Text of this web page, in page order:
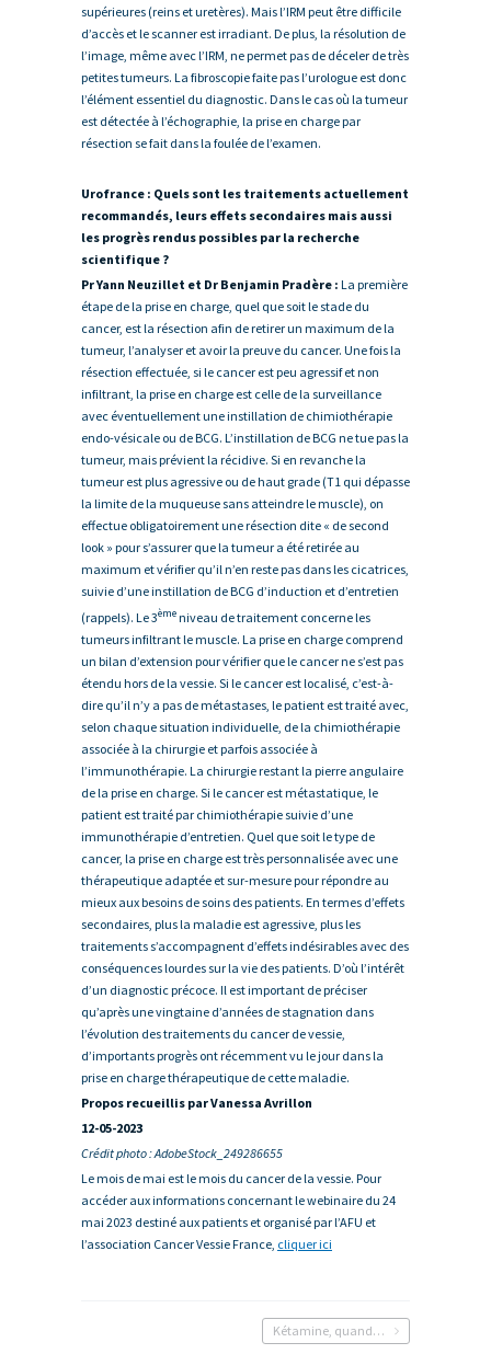
supérieures (reins et uretères). Mais l’IRM peut être difficile
d’accès et le scanner est irradiant. De plus, la résolution de
l’image, même avec l’IRM, ne permet pas de déceler de très
petites tumeurs. La fibroscopie faite pas l’urologue est donc
l’élément essentiel du diagnostic. Dans le cas où la tumeur
est détectée à l’échographie, la prise en charge par
résection se fait dans la foulée de l’examen.
Urofrance : Quels sont les traitements actuellement
recommandés, leurs effets secondaires mais aussi
les progrès rendus possibles par la recherche
scientifique ?
Pr Yann Neuzillet et Dr Benjamin Pradère : La première
étape de la prise en charge, quel que soit le stade du
cancer, est la résection afin de retirer un maximum de la
tumeur, l’analyser et avoir la preuve du cancer. Une fois la
résection effectuée, si le cancer est peu agressif et non
infiltrant, la prise en charge est celle de la surveillance
avec éventuellement une instillation de chimiothérapie
endo-vésicale ou de BCG. L’instillation de BCG ne tue pas la
tumeur, mais prévient la récidive. Si en revanche la
tumeur est plus agressive ou de haut grade (T1 qui dépasse
la limite de la muqueuse sans atteindre le muscle), on
effectue obligatoirement une résection dite « de second
look » pour s’assurer que la tumeur a été retirée au
maximum et vérifier qu’il n’en reste pas dans les cicatrices,
suivie d’une instillation de BCG d’induction et d’entretien
(rappels). Le 3èmeniveau de traitement concerne les
tumeurs infiltrant le muscle. La prise en charge comprend
un bilan d’extension pour vérifier que le cancer ne s’est pas
étendu hors de la vessie. Si le cancer est localisé, c’est-à-
dire qu’il n’y a pas de métastases, le patient est traité avec,
selon chaque situation individuelle, de la chimiothérapie
associée à la chirurgie et parfois associée à
l’immunothérapie. La chirurgie restant la pierre angulaire
de la prise en charge. Si le cancer est métastatique, le
patient est traité par chimiothérapie suivie d’une
immunothérapie d’entretien. Quel que soit le type de
cancer, la prise en charge est très personnalisée avec une
thérapeutique adaptée et sur-mesure pour répondre au
mieux aux besoins de soins des patients. En termes d’effets
secondaires, plus la maladie est agressive, plus les
traitements s’accompagnent d’effets indésirables avec des
conséquences lourdes sur la vie des patients. D’où l’intérêt
d’un diagnostic précoce. Il est important de préciser
qu’après une vingtaine d’années de stagnation dans
l’évolution des traitements du cancer de vessie,
d’importants progrès ont récemment vu le jour dans la
prise en charge thérapeutique de cette maladie.
Propos recueillis par Vanessa Avrillon
12-05-2023
Crédit photo :AdobeStock_249286655
Le mois de mai est le mois du cancer de la vessie. Pour
accéder aux informations concernant le webinaire du 24
mai 2023 destiné aux patients et organisé par l’AFU et
l’association Cancer Vessie France, cliquer ici
Kétamine, quand la fête détruit la vessie